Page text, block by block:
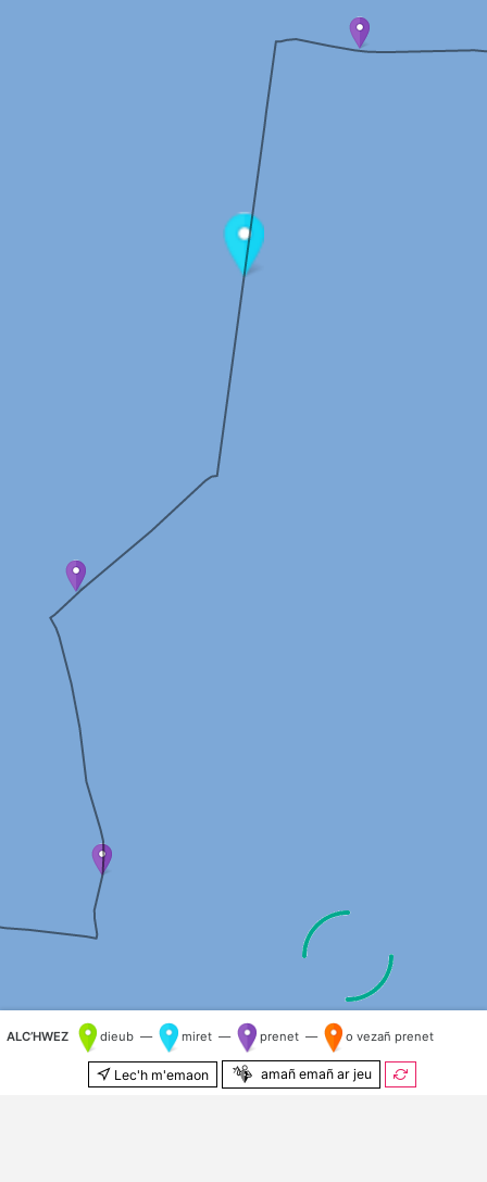
ALC’HWEZ dieub — miret — prenet — o vezañ prenet
Lec'h m'emaon amañ emañ ar jeu